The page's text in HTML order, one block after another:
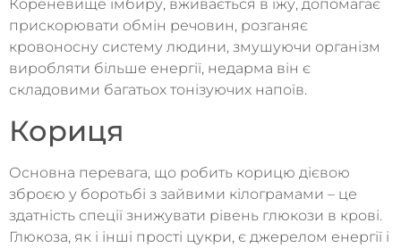
Кореневище імбиру, вживається в їжу, допомагає
прискорювати обмін речовин, розганяє
кровоносну систему людини, змушуючи організм
виробляти більше енергії, недарма він є
складовими багатьох тонізуючих напоїв.
Кориця
Основна перевага, що робить корицю дієвою
зброєю у боротьбі з зайвими кілограмами – це
здатність спеції знижувати рівень глюкози в крові.
Глюкоза, як і інші прості цукри, є джерелом енергії і